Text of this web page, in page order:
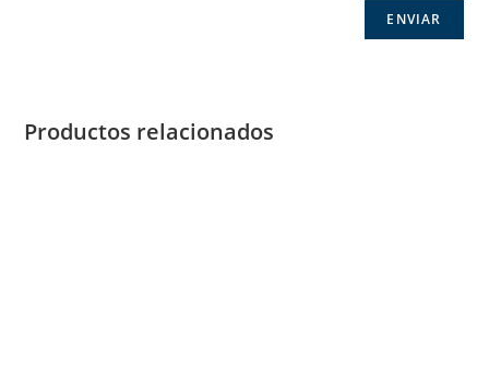
Productos relacionados